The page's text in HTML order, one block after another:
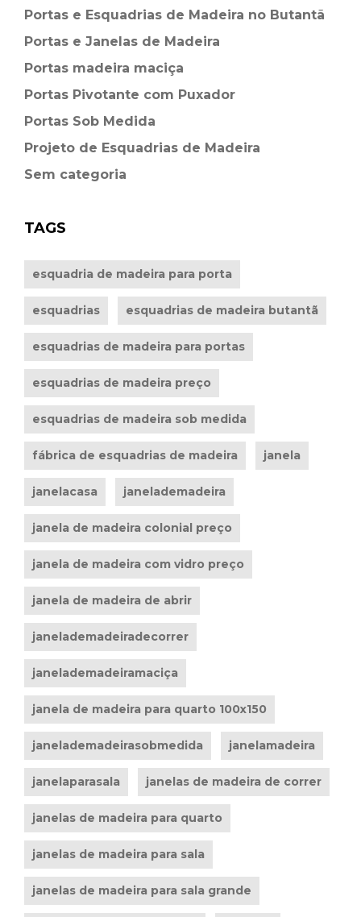
Portas e Esquadrias de Madeira no Butantã
Portas e Janelas de Madeira
Portas madeira maciça
Portas Pivotante com Puxador
Portas Sob Medida
Projeto de Esquadrias de Madeira
Sem categoria
TAGS
esquadria de madeira para porta
esquadrias esquadrias de madeira butantã
esquadrias de madeira para portas
esquadrias de madeira preço
esquadrias de madeira sob medida
fábrica de esquadrias de madeira janela
janelacasa janelademadeira
janela de madeira colonial preço
janela de madeira com vidro preço
janela de madeira de abrir
janelademadeiradecorrer
janelademadeiramaciça
janela de madeira para quarto 100x150
janelademadeirasobmedida janelamadeira
janelaparasala janelas de madeira de correr
janelas de madeira para quarto
janelas de madeira para sala
janelas de madeira para sala grande